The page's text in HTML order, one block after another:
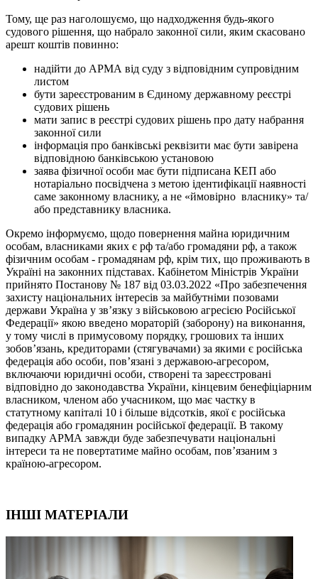
Тому, ще раз наголошуємо, що надходження будь-якого
судового рішення, що набрало законної сили, яким скасовано
арешт коштів повинно:
надійти до АРМА від суду з відповідним супровідним
листом
бути зареєстрованим в Єдиному державному реєстрі
судових рішень
мати запис в реєстрі судових рішень про дату набрання
законної сили
інформація про банківські реквізити має бути завірена
відповідною банківською установою
заява фізичної особи має бути підписана КЕП або
нотаріально посвідчена з метою ідентифікації наявності
саме законному власнику, а не «ймовірно власнику» та/
або представнику власника.
Окремо інформуємо, щодо повернення майна юридичним
особам, власниками яких є рф та/або громадяни рф, а також
фізичним особам - громадянам рф, крім тих, що проживають в
Україні на законних підставах. Кабінетом Міністрів України
прийнято Постанову № 187 від 03.03.2022 «Про забезпечення
захисту національних інтересів за майбутніми позовами
держави Україна у зв’язку з військовою агресією Російської
Федерації» якою введено мораторій (заборону) на виконання,
у тому числі в примусовому порядку, грошових та інших
зобов’язань, кредиторами (стягувачами) за якими є російська
федерація або особи, пов’язані з державою-агресором,
включаючи юридичні особи, створені та зареєстровані
відповідно до законодавства України, кінцевим бенефіціарним
власником, членом або учасником, що має частку в
статутному капіталі 10 і більше відсотків, якої є російська
федерація або громадянин російської федерації. В такому
випадку АРМА завжди буде забезпечувати національні
інтереси та не повертатиме майно особам, пов’язаним з
країною-агресором.
ІНШІ МАТЕРІАЛИ